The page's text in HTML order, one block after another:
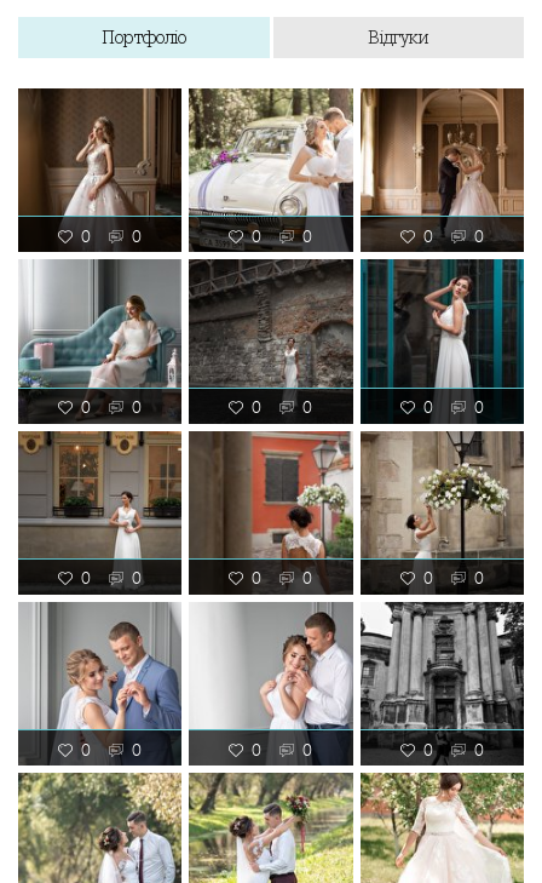
Портфоліо Відгуки
0 0 0 0 0 0
0 0 0 0 0 0
0 0 0 0 0 0
0 0 0 0 0 0